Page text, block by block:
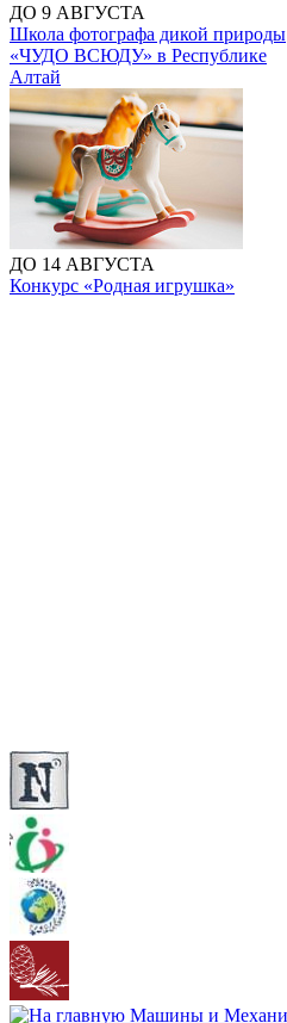
ДО 9 АВГУСТА
Школа фотографа дикой природы
«ЧУДО ВСЮДУ» в Республике
Алтай
ДО 14 АВГУСТА
Конкурс «Родная игрушка»